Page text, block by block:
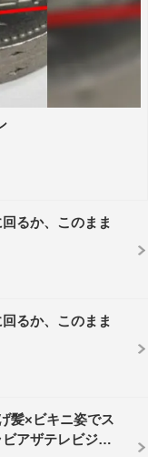
るか、このまま
るか、このまま
髪×ビキニ姿でス
アザテレビジョ